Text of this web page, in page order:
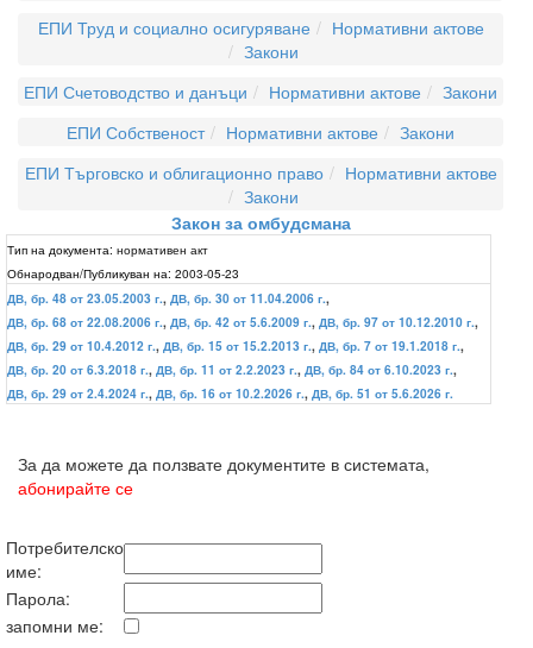
ЕПИ Труд и социално осигуряване
Нормативни актове
Закони
ЕПИ Счетоводство и данъци
Нормативни актове
Закони
ЕПИ Собственост
Нормативни актове
Закони
ЕПИ Търговско и облигационно право
Нормативни актове
Закони
Закон за омбудсмана
Тип на документа: нормативен акт
Обнародван/Публикуван на: 2003-05-23
ДВ, бр. 48 от 23.05.2003 г., ДВ, бр. 30 от 11.04.2006 г.,
ДВ, бр. 68 от 22.08.2006 г., ДВ, бр. 42 от 5.6.2009 г., ДВ, бр. 97 от 10.12.2010 г.,
ДВ, бр. 29 от 10.4.2012 г., ДВ, бр. 15 от 15.2.2013 г., ДВ, бр. 7 от 19.1.2018 г.,
ДВ, бр. 20 от 6.3.2018 г., ДВ, бр. 11 от 2.2.2023 г., ДВ, бр. 84 от 6.10.2023 г.,
ДВ, бр. 29 от 2.4.2024 г., ДВ, бр. 16 от 10.2.2026 г., ДВ, бр. 51 от 5.6.2026 г.
За да можете да ползвате документите в системата,
абонирайте се
Потребителско
име:
Парола:
запомни ме: